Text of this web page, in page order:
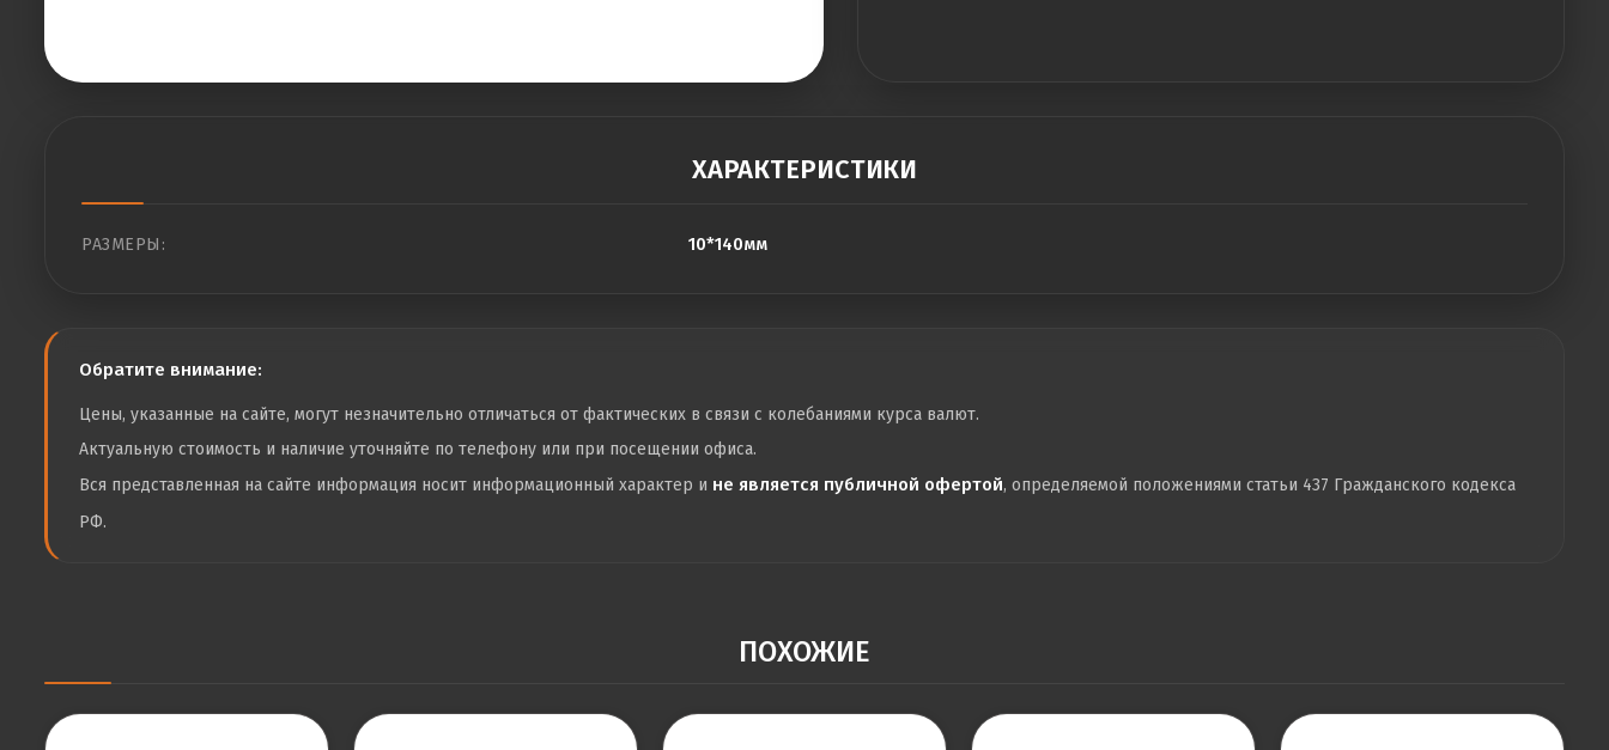
ХАРАКТЕРИСТИКИ
РАЗМЕРЫ: 10*140мм
Обратите внимание:
Цены, указанные на сайте, могут незначительно отличаться от фактических в связи с колебаниями курса валют.
Актуальную стоимость и наличие уточняйте по телефону или при посещении офиса.
Вся представленная на сайте информация носит информационный характер и не является публичной офертой, определяемой положениями статьи 437 Гражданского кодекса
РФ.
ПОХОЖИЕ